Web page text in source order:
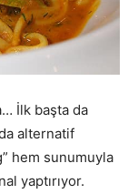
İlk başta da
alternatif
hem sunumuyla
yaptırıyor.